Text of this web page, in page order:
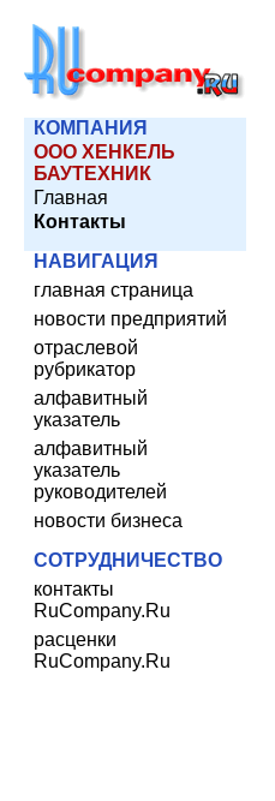
КОМПАНИЯ
ООО ХЕНКЕЛЬ
БАУТЕХНИК
Главная
Контакты
НАВИГАЦИЯ
главная страница
новости предприятий
отраслевой
рубрикатор
алфавитный
указатель
алфавитный
указатель
руководителей
новости бизнеса
СОТРУДНИЧЕСТВО
контакты
RuCompany.Ru
расценки
RuCompany.Ru